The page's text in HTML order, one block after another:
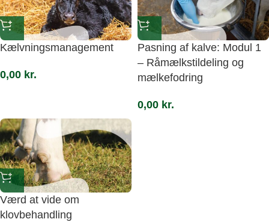
Kælvningsmanagement
0,00 kr.
Pasning af kalve: Modul 1
– Råmælkstildeling og
mælkefodring
0,00 kr.
Værd at vide om
klovbehandling